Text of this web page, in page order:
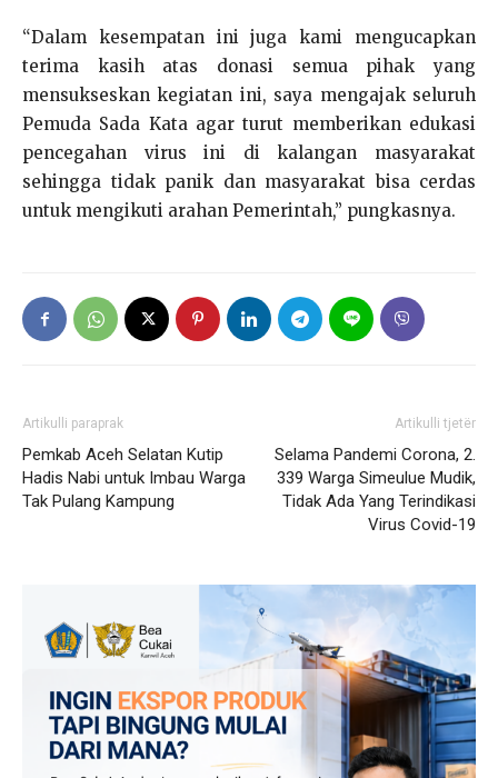
“Dalam kesempatan ini juga kami mengucapkan
terima kasih atas donasi semua pihak yang
mensukseskan kegiatan ini, saya mengajak seluruh
Pemuda Sada Kata agar turut memberikan edukasi
pencegahan virus ini di kalangan masyarakat
sehingga tidak panik dan masyarakat bisa cerdas
untuk mengikuti arahan Pemerintah,” pungkasnya.
Artikulli paraprak
Pemkab Aceh Selatan Kutip
Hadis Nabi untuk Imbau Warga
Tak Pulang Kampung
Artikulli tjetër
Selama Pandemi Corona, 2.
339 Warga Simeulue Mudik,
Tidak Ada Yang Terindikasi
Virus Covid-19